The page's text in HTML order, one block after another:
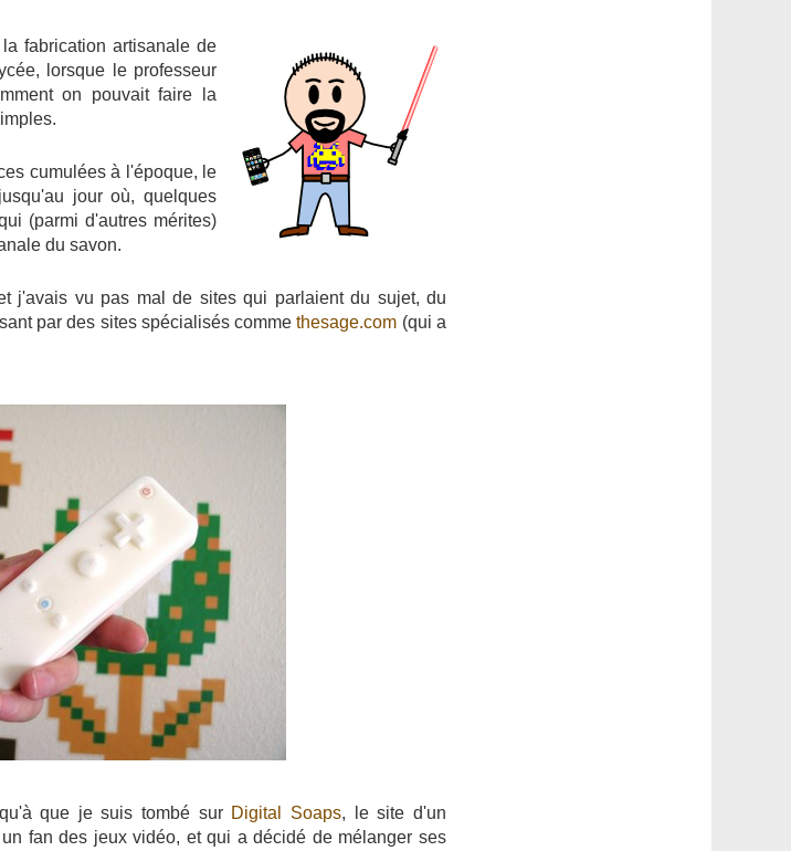
fabrication artisanale de
lorsque le professeur
on pouvait faire la
cumulées à l'époque, le
jour où, quelques
(parmi d'autres mérites)
du savon.
j'avais vu pas mal de sites qui parlaient du sujet, du
par des sites spécialisés commethesage.com (qui a
que je suis tombé sur Digital Soaps, le site d'un
fan des jeux vidéo, et qui a décidé de mélanger ses